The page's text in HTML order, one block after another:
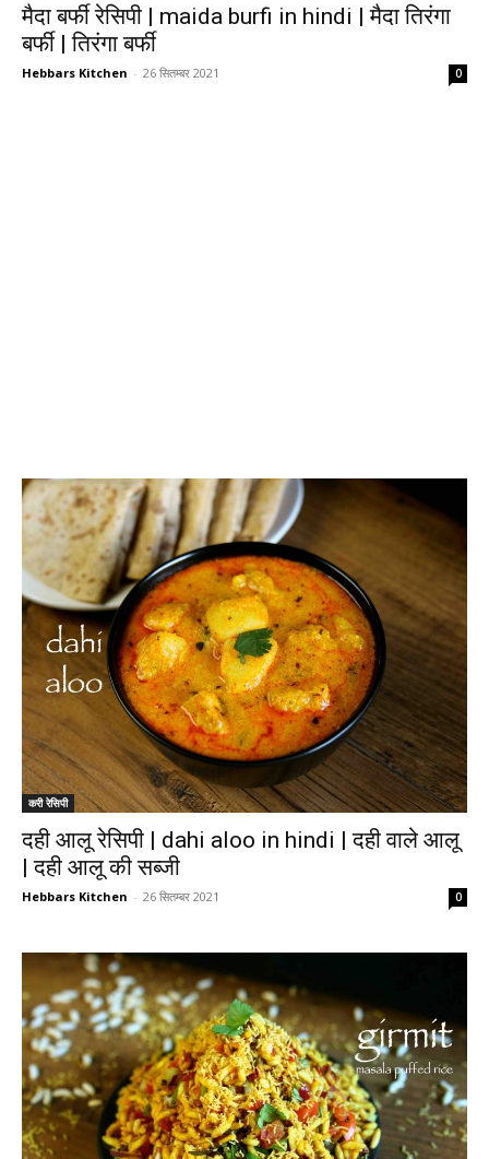
मैदा बर्फी रेसिपी | maida burfi in hindi | मैदा तिरंगा
बर्फी | तिरंगा बर्फी
Hebbars Kitchen - 26 सितम्बर 2021 0
करी रेसिपी
दही आलू रेसिपी | dahi aloo in hindi | दही वाले आलू
| दही आलू की सब्जी
Hebbars Kitchen - 26 सितम्बर 2021 0